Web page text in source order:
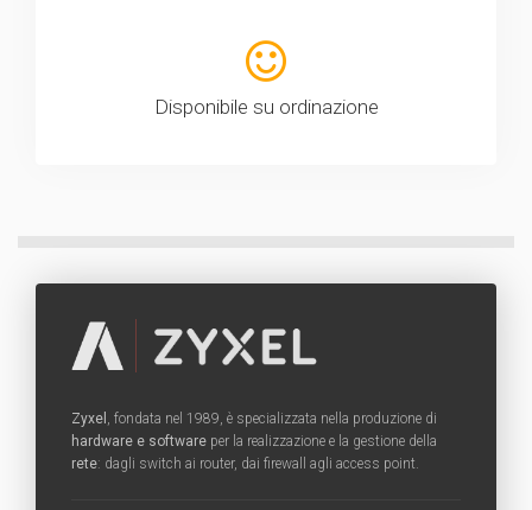
Disponibile su ordinazione
Zyxel , fondata nel 1989, è specializzata nella produzione di
hardware e software per la realizzazione e la gestione della
rete: dagli switch ai router, dai firewall agli access point.